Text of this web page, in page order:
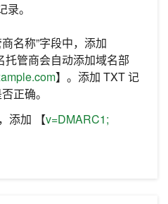
。
名称”字段中，添加
托管商会自动添加域名部
】。添加 TXT 记
正确。
添加 【v=DMARC1;